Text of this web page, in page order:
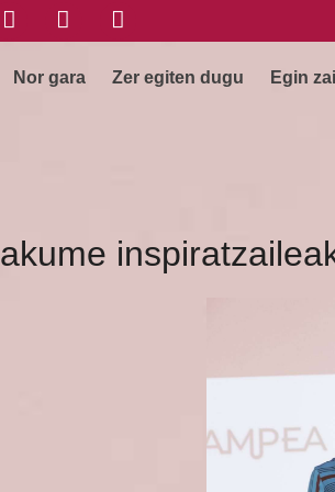
Nor gara Zer egiten dugu Egin